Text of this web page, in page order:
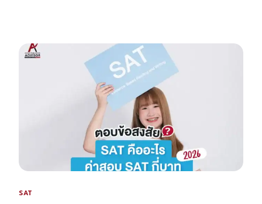
SAT